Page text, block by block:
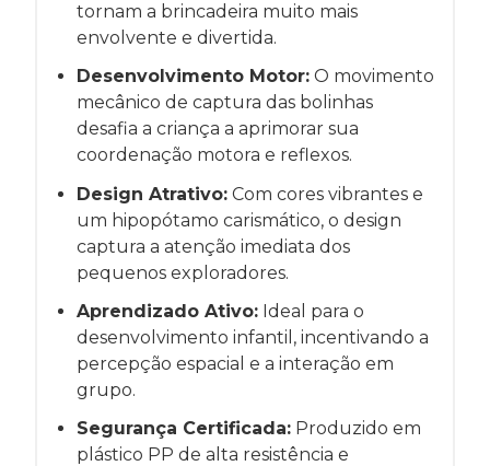
tornam a brincadeira muito mais
envolvente e divertida.
Desenvolvimento Motor: O movimento
mecânico de captura das bolinhas
desafia a criança a aprimorar sua
coordenação motora e reflexos.
Design Atrativo: Com cores vibrantes e
um hipopótamo carismático, o design
captura a atenção imediata dos
pequenos exploradores.
Aprendizado Ativo: Ideal para o
desenvolvimento infantil, incentivando a
percepção espacial e a interação em
grupo.
Segurança Certificada: Produzido em
plástico PP de alta resistência e